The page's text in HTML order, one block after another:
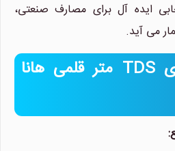
ایده آل برای مصارف صنعتی،
می آید.
ویژگی های کلیدی TDS متر قلمی هانا